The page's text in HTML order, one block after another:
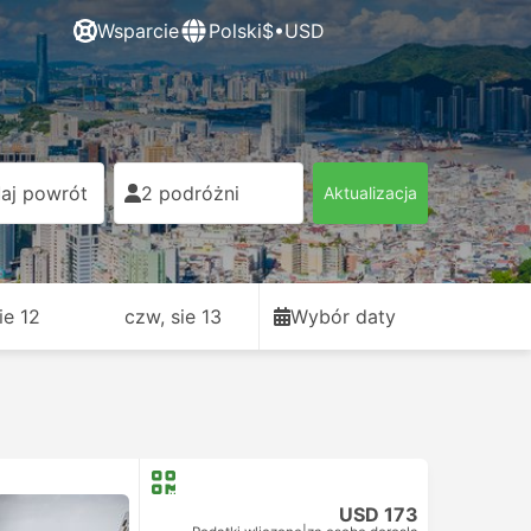
Wsparcie Polski$•USD
powrót 2 podróżni Aktualizacja
12 czw, sie 13 Wybór daty
USD 173